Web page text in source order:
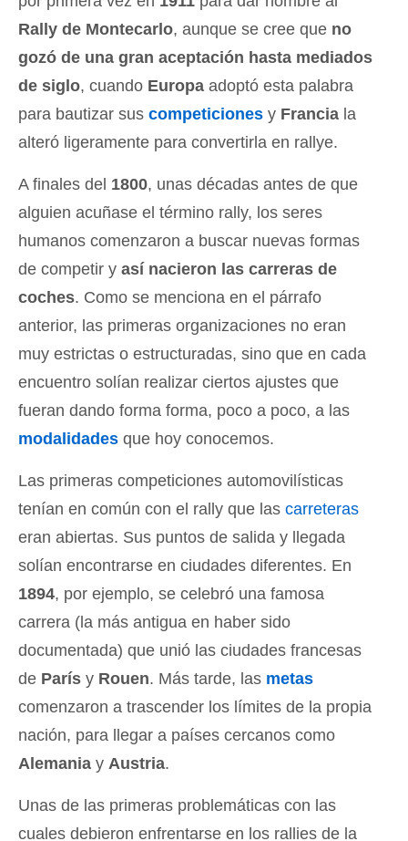
Rally de Montecarlo, aunque se cree que no
gozó de una gran aceptación hasta mediados
de siglo, cuando Europa adoptó esta palabra
para bautizar sus competiciones y Francia la
alteró ligeramente para convertirla en rallye.
A finales del 1800, unas décadas antes de que
alguien acuñase el término rally, los seres
humanos comenzaron a buscar nuevas formas
de competir y así nacieron las carreras de
coches. Como se menciona en el párrafo
anterior, las primeras organizaciones no eran
muy estrictas o estructuradas, sino que en cada
encuentro solían realizar ciertos ajustes que
fueran dando forma forma, poco a poco, a las
modalidades que hoy conocemos.
Las primeras competiciones automovilísticas
tenían en común con el rally que las carreteras
eran abiertas. Sus puntos de salida y llegada
solían encontrarse en ciudades diferentes. En
1894, por ejemplo, se celebró una famosa
carrera (la más antigua en haber sido
documentada) que unió las ciudades francesas
de París y Rouen. Más tarde, las metas
comenzaron a trascender los límites de la propia
nación, para llegar a países cercanos como
Alemania y Austria.
Unas de las primeras problemáticas con las
cuales debieron enfrentarse en los rallies de la